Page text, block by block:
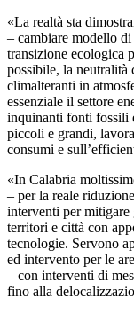
«La realtà sta
– cambiare modello
transizione ecologica
possibile, la neutralità
climalteranti in
essenziale il settore
inquinanti fonti fossili
piccoli e grandi,
consumi e
«In Calabria
– per la reale
interventi per
territori e città con
tecnologie. Servono
ed intervento per le
– con interventi di
fino alla